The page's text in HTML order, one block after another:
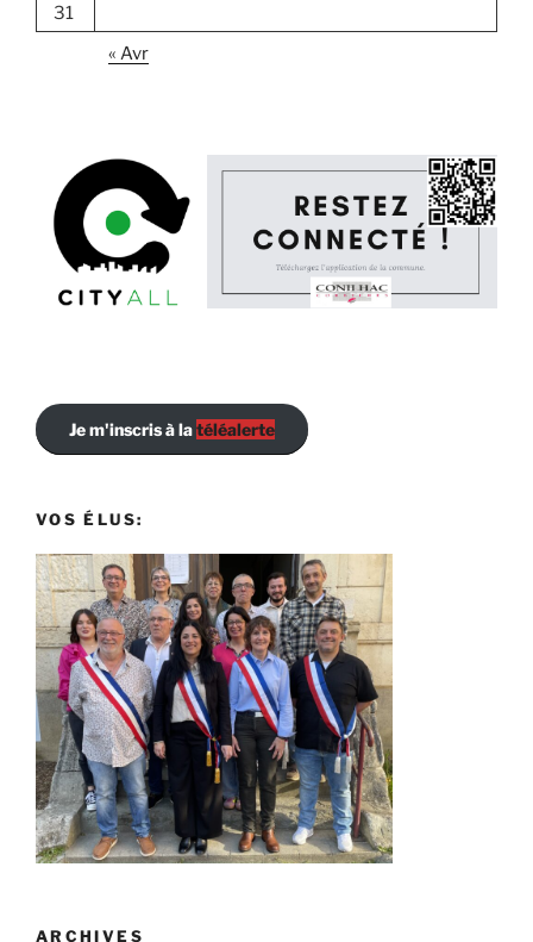
31
« Avr
Je m'inscris à latéléalerte
VOS ÉLUS:
ARCHIVES